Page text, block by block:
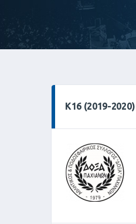
Κ16 (2019-2020)